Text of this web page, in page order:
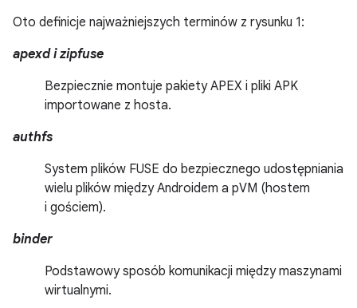
Oto definicje najważniejszych terminów z rysunku 1:
apexd i zipfuse
Bezpiecznie montuje pakiety APEX i pliki APK
importowane z hosta.
authfs
System plików FUSE do bezpiecznego udostępniania
wielu plików między Androidem a pVM (hostem
i gościem).
binder
Podstawowy sposób komunikacji między maszynami
wirtualnymi.